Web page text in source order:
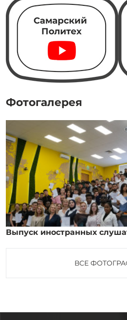
Фотогалерея
Выпуск иностранных
ВСЕ